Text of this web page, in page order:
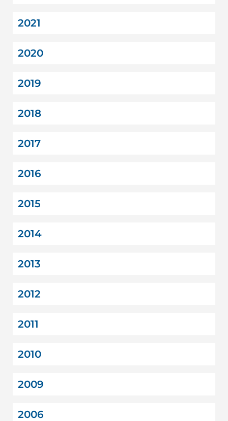
2021
2020
2019
2018
2017
2016
2015
2014
2013
2012
2011
2010
2009
2006